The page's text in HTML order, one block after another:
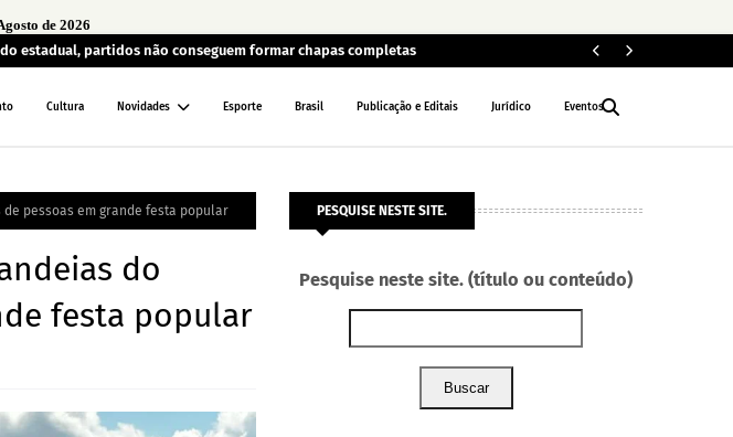
de 2026
estadual, partidos não conseguem formar chapas completas
Cultura Novidades Esporte Brasil Publicação e Editais Jurídico Eventos
de pessoas em grande festa popular
do
festa popular
PESQUISE NESTE SITE.
Pesquise neste site. (título ou conteúdo)
Buscar